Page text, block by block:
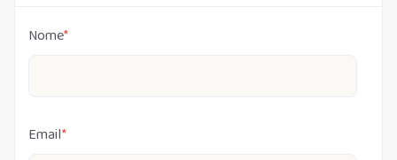
Nome*
Email*